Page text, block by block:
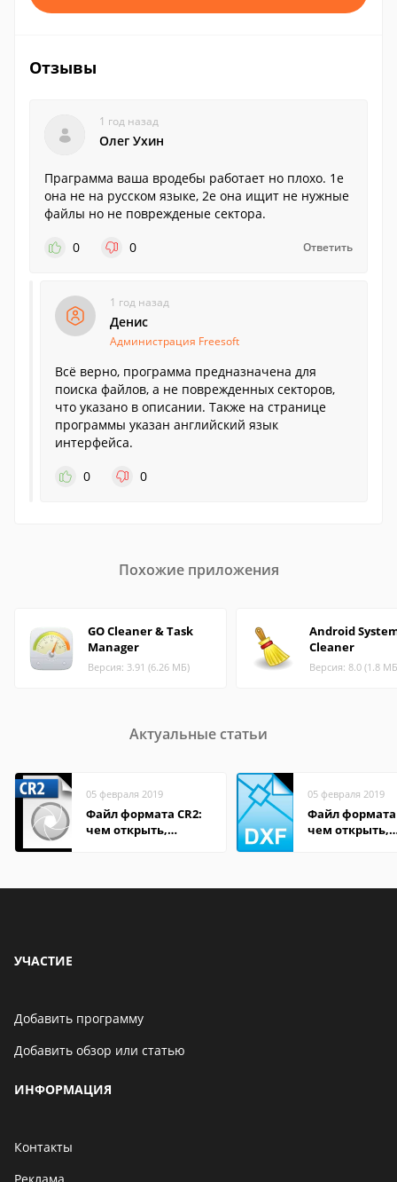
Отзывы
1 год назад
Олег Ухин
Праграмма ваша вродебы работает но плохо. 1е
она не на русском языке, 2е она ищит не нужные
файлы но не поврежденые сектора.
0
0 Ответить
1 год назад
Денис
Администрация Freesoft
Всё верно, программа предназначена для
поиска файлов, а не поврежденных секторов,
что указано в описании. Также на странице
программы указан английский язык
интерфейса.
0
0
Похожие приложения
GO Cleaner & Task
Manager
Версия: 3.91 (6.26 МБ)
Android
Cleaner
Версия: 8.0 (1.8
Актуальные статьи
05 февраля 2019
Файл формата CR2:
чем открыть,
05 февраля 2019
Файл формата
чем открыть,
УЧАСТИЕ
Добавить программу
Добавить обзор или статью
ИНФОРМАЦИЯ
Контакты